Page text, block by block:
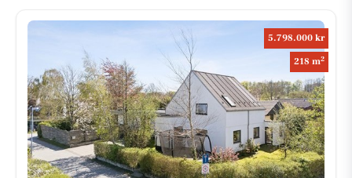
5.798.000 kr
218 m2